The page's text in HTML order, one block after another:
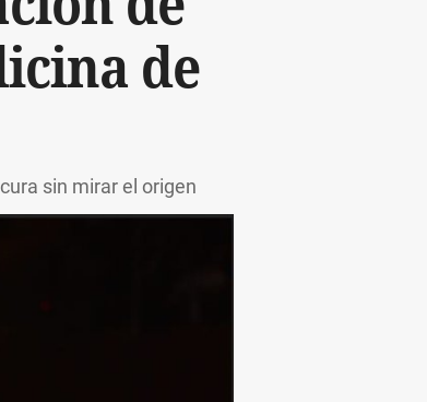
de
sin mirar el origen